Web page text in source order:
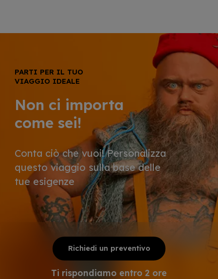
PARTI PER IL TUO
VIAGGIO IDEALE
Non ci importa
come sei!
Conta ciò che vuoi! Personalizza
questo viaggio sulla base delle
tue esigenze
Richiedi un preventivo
Ti rispondiamo entro 2 ore